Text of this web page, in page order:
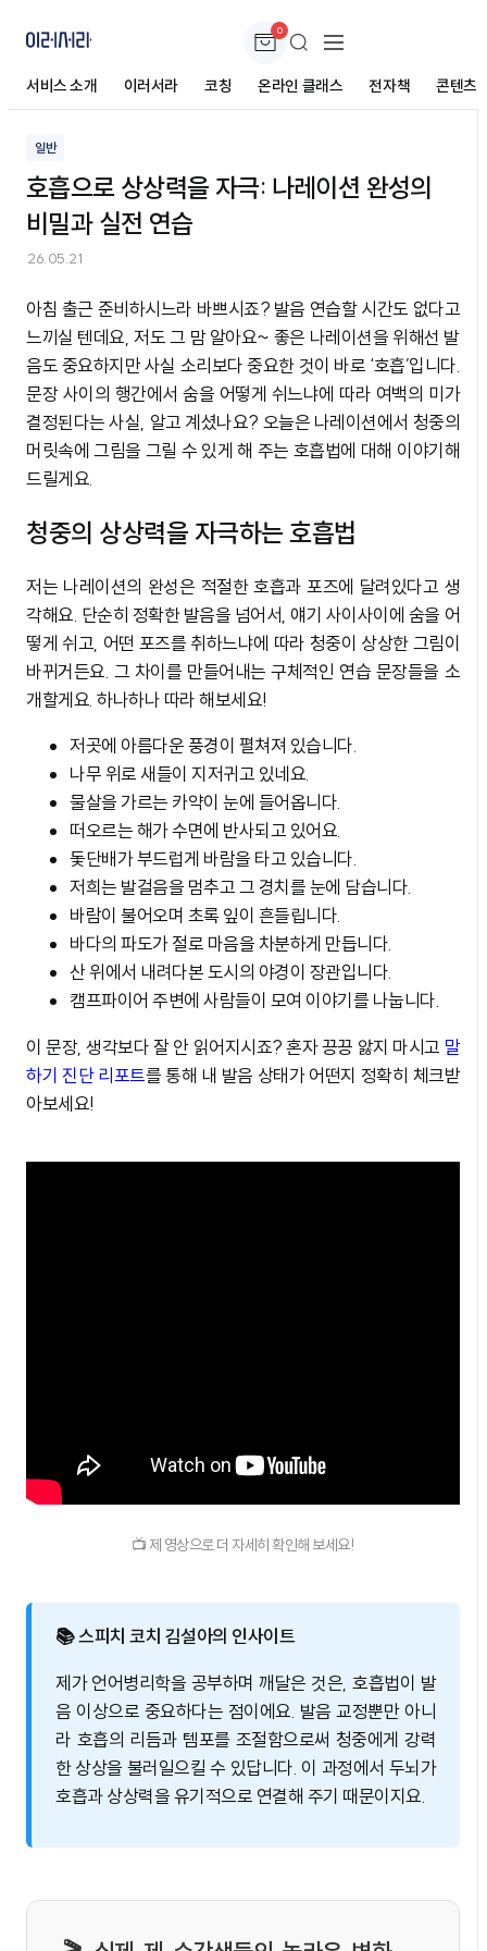
0
서비스 소개 이러서라 코칭 온라인 클래스 전자책 콘텐츠
호흡으로 상상력을 자극: 나레이션 완성의 비밀과
일반
호흡으로 상상력을 자극: 나레이션 완성의
비밀과 실전 연습
26.05.21
아침 출근 준비하시느라 바쁘시죠? 발음 연습할 시간도 없다고
느끼실 텐데요, 저도 그 맘 알아요~ 좋은 나레이션을 위해선 발
음도 중요하지만 사실 소리보다 중요한 것이 바로 ‘호흡’입니다.
문장 사이의 행간에서 숨을 어떻게 쉬느냐에 따라 여백의 미가
결정된다는 사실, 알고 계셨나요? 오늘은 나레이션에서 청중의
머릿속에 그림을 그릴 수 있게 해 주는 호흡법에 대해 이야기해
드릴게요.
청중의 상상력을 자극하는 호흡법
저는 나레이션의 완성은 적절한 호흡과 포즈에 달려있다고 생
각해요. 단순히 정확한 발음을 넘어서, 얘기 사이사이에 숨을 어
떻게 쉬고, 어떤 포즈를 취하느냐에 따라 청중이 상상한 그림이
바뀌거든요. 그 차이를 만들어내는 구체적인 연습 문장들을 소
개할게요. 하나하나 따라 해보세요!
저곳에 아름다운 풍경이 펼쳐져 있습니다.
나무 위로 새들이 지저귀고 있네요.
물살을 가르는 카약이 눈에 들어옵니다.
떠오르는 해가 수면에 반사되고 있어요.
돛단배가 부드럽게 바람을 타고 있습니다.
저희는 발걸음을 멈추고 그 경치를 눈에 담습니다.
바람이 불어오며 초록 잎이 흔들립니다.
바다의 파도가 절로 마음을 차분하게 만듭니다.
산 위에서 내려다본 도시의 야경이 장관입니다.
캠프파이어 주변에 사람들이 모여 이야기를 나눕니다.
이 문장, 생각보다 잘 안 읽어지시죠? 혼자 끙끙 앓지 마시고 말
하기 진단 리포트를 통해 내 발음 상태가 어떤지 정확히 체크받
아보세요!
📺 제 영상으로 더 자세히 확인해 보세요!
📚 스피치 코치 김설아의 인사이트
제가 언어병리학을 공부하며 깨달은 것은, 호흡법이 발
음 이상으로 중요하다는 점이에요. 발음 교정뿐만 아니
라 호흡의 리듬과 템포를 조절함으로써 청중에게 강력
한 상상을 불러일으킬 수 있답니다. 이 과정에서 두뇌가
호흡과 상상력을 유기적으로 연결해 주기 때문이지요.